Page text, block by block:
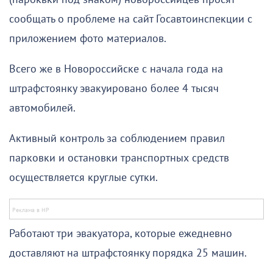
сообщать о проблеме на сайт Госавтоинспекции с
приложением фото материалов.
Всего же в Новороссийске с начала года на
штрафстоянку эвакуировано более 4 тысяч
автомобилей.
Активный контроль за соблюдением правил
парковки и остановки транспортных средств
осуществляется круглые сутки.
Работают три эвакуатора, которые ежедневно
доставляют на штрафстоянку порядка 25 машин.